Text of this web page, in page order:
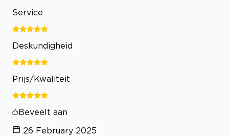
Service
Deskundigheid
Prijs/Kwaliteit
Beveelt aan
26 February 2025